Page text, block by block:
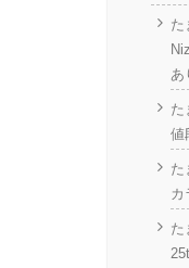
た
あ
た
値
た
カ
た